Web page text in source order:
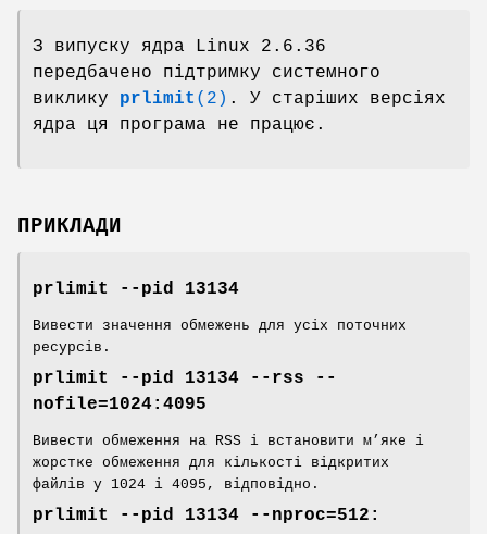
З випуску ядра Linux 2.6.36
передбачено підтримку системного
виклику prlimit (2) . У старіших версіях
ядра ця програма не працює.
ПРИКЛАДИ
prlimit --pid 13134
Вивести значення обмежень для усіх поточних
ресурсів.
prlimit --pid 13134 --rss --
nofile=1024:4095
Вивести обмеження на RSS і встановити м’яке і
жорстке обмеження для кількості відкритих
файлів у 1024 і 4095, відповідно.
prlimit --pid 13134 --nproc=512: